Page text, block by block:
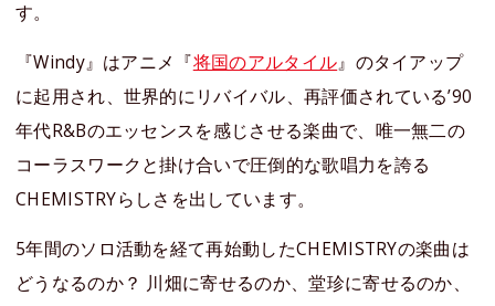
す。
『Windy』はアニメ『将国のアルタイル』のタイアップ
に起用され、世界的にリバイバル、再評価されている’90
年代R&Bのエッセンスを感じさせる楽曲で、唯一無二の
コーラスワークと掛け合いで圧倒的な歌唱力を誇る
CHEMISTRYらしさを出しています。
5年間のソロ活動を経て再始動したCHEMISTRYの楽曲は
どうなるのか？ 川畑に寄せるのか、堂珍に寄せるのか、